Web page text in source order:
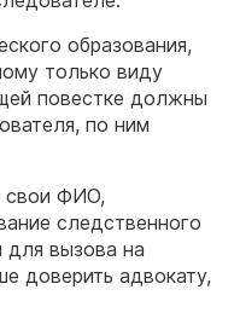
образования,
только виду
повестке должны
по ним
свои ФИО,
следственного
для вызова на
доверить адвокату,